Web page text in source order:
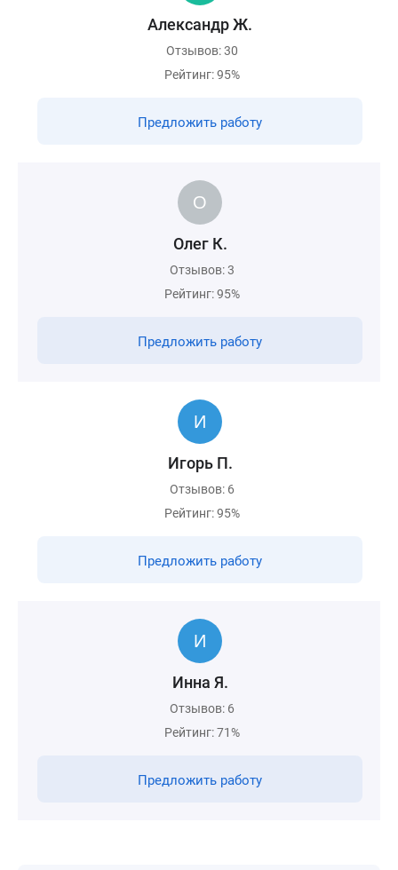
Александр Ж.
Отзывов: 30
Рейтинг: 95%
Предложить работу
Олег К.
Отзывов: 3
Рейтинг: 95%
Предложить работу
Игорь П.
Отзывов: 6
Рейтинг: 95%
Предложить работу
Инна Я.
Отзывов: 6
Рейтинг: 71%
Предложить работу